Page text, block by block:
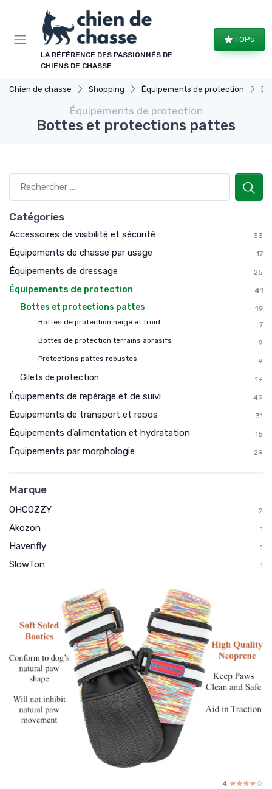
LA RÉFÉRENCE DES PASSIONNÉS DE
CHIENS DE CHASSE
TOPs
Chien de chasse Shopping Équipements de protection
Équipements de protection
Bottes et protections pattes
Catégories
Accessoires de visibilité et sécurité 33
Équipements de chasse par usage 17
Équipements de dressage 25
Équipements de protection 41
Bottes et protections pattes
19
Bottes de protection neige et froid
7
Bottes de protection terrains abrasifs
9
Protections pattes robustes
9
Gilets de protection 19
Équipements de repérage et de suivi 49
Équipements de transport et repos 31
Équipements d’alimentation et hydratation 15
Équipements par morphologie 29
Marque
OHCOZZY 2
Akozon 1
Havenfly 1
SlowTon 1
4 ☆☆☆☆☆
★★★★★
Panneau de gestion des cookies